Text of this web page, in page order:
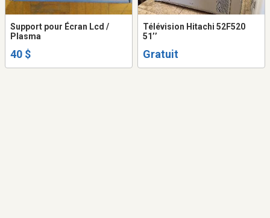
Support pour Écran Lcd /
Plasma
40 $
Télévision Hitachi 52F520
51’’
Gratuit